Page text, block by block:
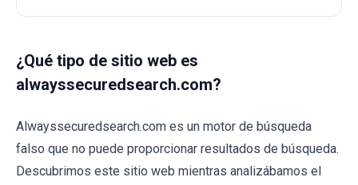
¿Qué tipo de sitio web es
alwayssecuredsearch.com?
Alwayssecuredsearch.com es un motor de búsqueda
falso que no puede proporcionar resultados de búsqueda.
Descubrimos este sitio web mientras analizábamos el